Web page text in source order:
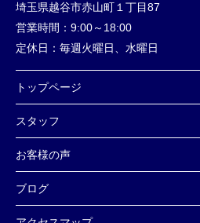
埼玉県越谷市赤山町１丁目87
営業時間： 9:00～18:00
定休日： 毎週火曜日、水曜日
トップページ
スタッフ
お客様の声
ブログ